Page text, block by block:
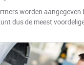
worden aangegeven
dus de meest